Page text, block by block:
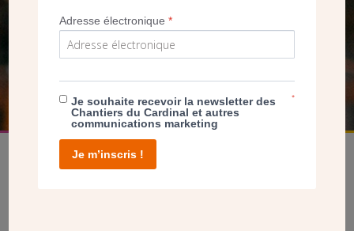
NOUS PERMET D’AGIR
FAIRE UN DON
Adresse électronique*
Je souhaite recevoir la newsletter des
Chantiers du Cardinal et autres
communications marketing
*
Je m’inscris !